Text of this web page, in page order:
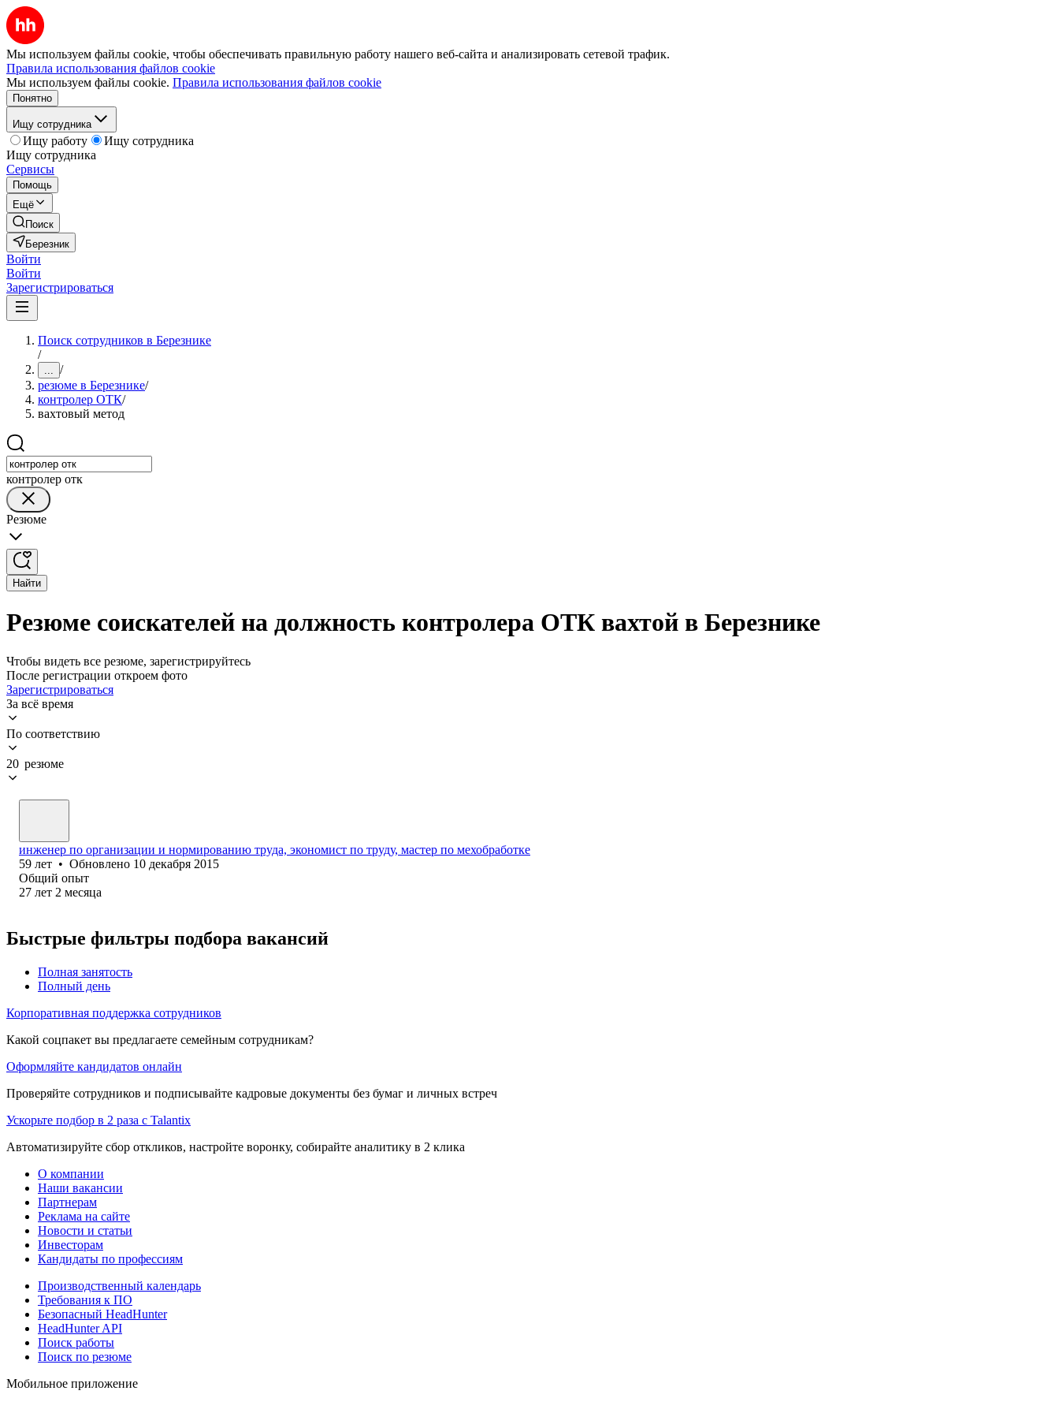
Мы используем файлы cookie, чтобы обеспечивать правильную работу нашего веб-сайта и анализировать сетевой трафик.
Правила использования файлов cookie
Мы используем файлы cookie. Правила использования файлов cookie
Понятно
Ищу сотрудника
Ищу работу
Ищу сотрудника
Ищу сотрудника
Сервисы
Помощь
Ещё
Поиск
Березник
Войти
Войти
Зарегистрироваться
Поиск сотрудников в Березнике
/
... /
резюме в Березнике/
контролер ОТК/
вахтовый метод
контролер отк
Резюме
Найти
Резюме соискателей на должность контролера ОТК вахтой в Березнике
Чтобы видеть все резюме, зарегистрируйтесь
После регистрации откроем фото
Зарегистрироваться
За всё время
По соответствию
20 резюме
инженер по организации и нормированию труда, экономист по труду, мастер по мехобработке
59 лет • Обновлено 10 декабря 2015
Общий опыт
27 лет 2 месяца
Быстрые фильтры подбора вакансий
Полная занятость
Полный день
Корпоративная поддержка сотрудников
Какой соцпакет вы предлагаете семейным сотрудникам?
Оформляйте кандидатов онлайн
Проверяйте сотрудников и подписывайте кадровые документы без бумаг и личных встреч
Ускорьте подбор в 2 раза с Talantix
Автоматизируйте сбор откликов, настройте воронку, собирайте аналитику в 2 клика
О компании
Наши вакансии
Партнерам
Реклама на сайте
Новости и статьи
Инвесторам
Кандидаты по профессиям
Производственный календарь
Требования к ПО
Безопасный HeadHunter
HeadHunter API
Поиск работы
Поиск по резюме
Мобильное приложение